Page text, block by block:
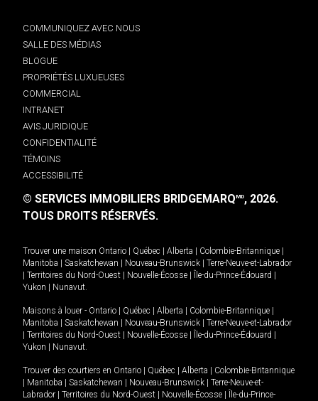
COMMUNIQUEZ AVEC NOUS
SALLE DES MÉDIAS
BLOGUE
PROPRIÉTÉS LUXUEUSES
COMMERCIAL
INTRANET
AVIS JURIDIQUE
CONFIDENTIALITÉ
TÉMOINS
ACCESSIBILITÉ
© SERVICES IMMOBILIERS BRIDGEMARQMD, 2026.
TOUS DROITS RÉSERVÉS.
Trouver une maison Ontario Québec Alberta Colombie-Britannique
Manitoba
Saskatchewan Nouveau-Brunswick
Terre-Neuve-et-Labrador
Territoires du Nord-Ouest Nouvelle-Écosse Île-du-Prince-Édouard
Yukon
Nunavut.
Maisons à louer - Ontario Québec Alberta Colombie-Britannique
Manitoba
Saskatchewan Nouveau-Brunswick
Terre-Neuve-et-Labrador
Territoires du Nord-Ouest Nouvelle-Écosse Île-du-Prince-Édouard
Yukon
Nunavut.
Trouver des courtiers en Ontario Québec Alberta
Colombie-Britannique
Manitoba Saskatchewan Nouveau-Brunswick
Terre-Neuve-et-
Labrador
Territoires du Nord-Ouest Nouvelle-Écosse
Île-du-Prince-